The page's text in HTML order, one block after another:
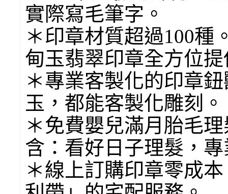
實際寫毛筆字。
＊印章材質超過100種
甸玉翡翠印章全方位
＊專業客製化的印章
玉，都能客製化雕刻。
＊免費嬰兒滿月胎毛
含：看好日子理髮，
＊線上訂購印章零成